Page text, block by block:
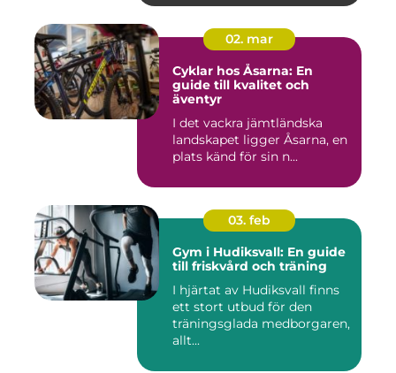
02. mar
Cyklar hos Åsarna: En
guide till kvalitet och
äventyr
I det vackra jämtländska
landskapet ligger Åsarna, en
plats känd för sin n...
03. feb
Gym i Hudiksvall: En guide
till friskvård och träning
I hjärtat av Hudiksvall finns
ett stort utbud för den
träningsglada medborgaren,
allt...